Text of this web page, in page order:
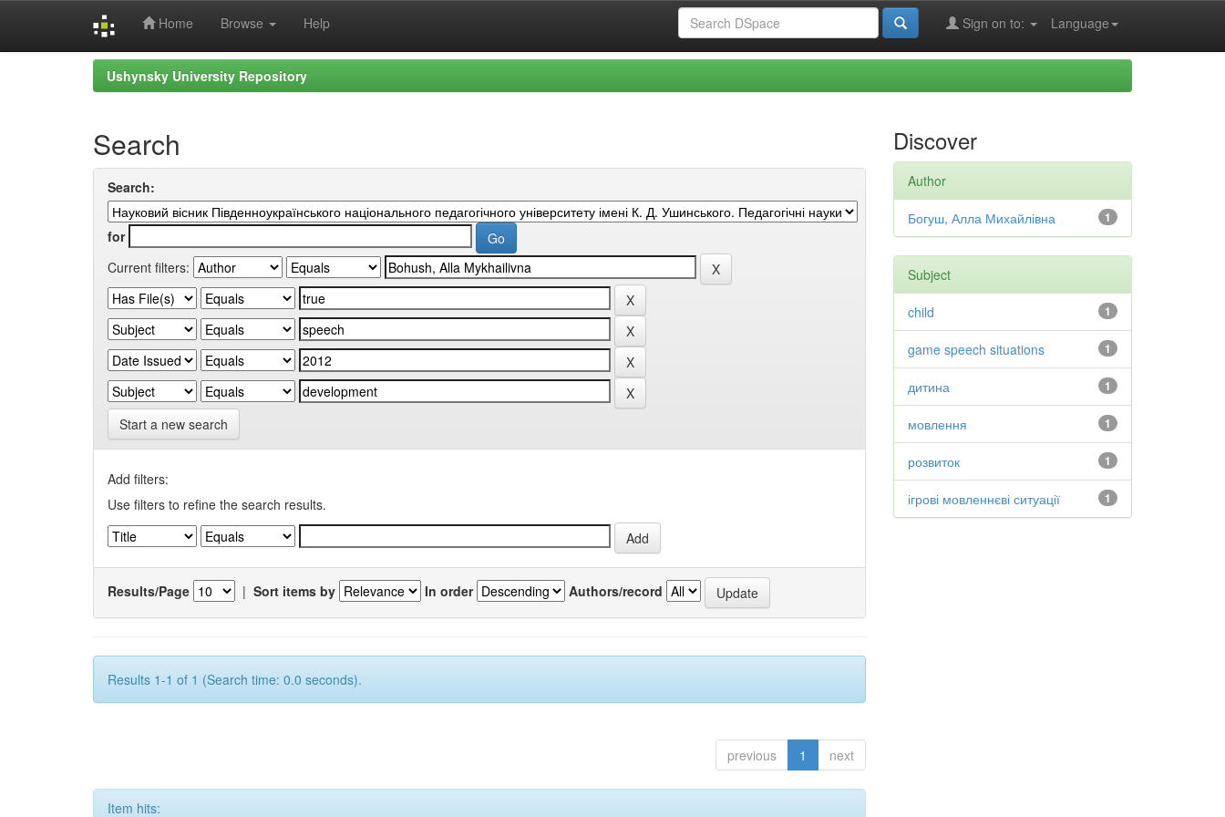
Home Browse Help Language
Sign on to:
Ushynsky University Repository
Search
Search:
for
Current filters:
Start a new search
Add filters:
Use filters to refine the search results.
Results/Page | Sort items by In order Authors/record
Results 1-1 of 1 (Search time: 0.0 seconds).
previous 1 next
Item hits:
Discover
Author
1
Богуш, Алла Михайлівна
Subject
1
child
1
game speech situations
1
дитина
1
мовлення
1
розвиток
1
ігрові мовленнєві ситуації